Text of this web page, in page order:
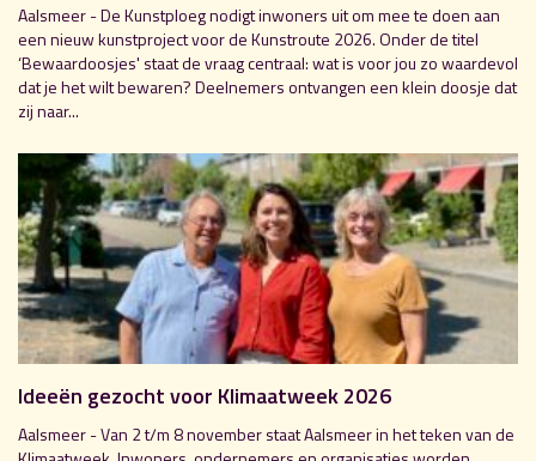
Aalsmeer - De Kunstploeg nodigt inwoners uit om mee te doen aan
een nieuw kunstproject voor de Kunstroute 2026. Onder de titel
‘Bewaardoosjes' staat de vraag centraal: wat is voor jou zo waardevol
dat je het wilt bewaren? Deelnemers ontvangen een klein doosje dat
zij naar...
Ideeën gezocht voor Klimaatweek 2026
Aalsmeer - Van 2 t/m 8 november staat Aalsmeer in het teken van de